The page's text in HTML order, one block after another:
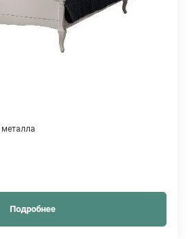
металла
Подробнее